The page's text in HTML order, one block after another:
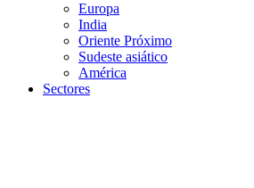
Europa
India
Oriente Próximo
Sudeste asiático
América
Sectores